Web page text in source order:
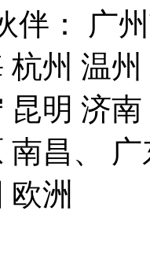
伴： 广
杭州 温
昆明 济
南昌、
欧洲